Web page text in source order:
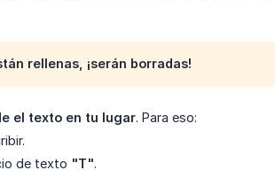
rellenas, ¡serán borradas!
el texto en tu lugar. Para eso:
de texto "T".